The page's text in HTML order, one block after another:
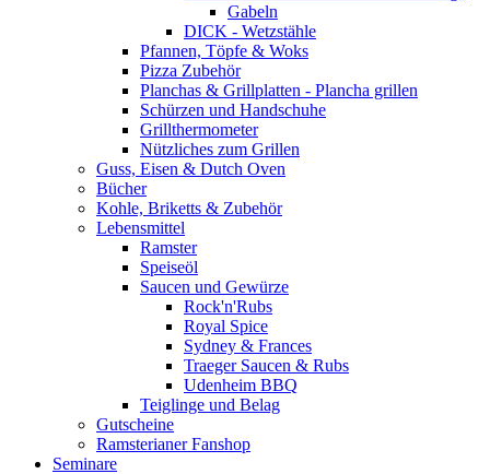
Gabeln
DICK - Wetzstähle
Pfannen, Töpfe & Woks
Pizza Zubehör
Planchas & Grillplatten - Plancha grillen
Schürzen und Handschuhe
Grillthermometer
Nützliches zum Grillen
Guss, Eisen & Dutch Oven
Bücher
Kohle, Briketts & Zubehör
Lebensmittel
Ramster
Speiseöl
Saucen und Gewürze
Rock'n'Rubs
Royal Spice
Sydney & Frances
Traeger Saucen & Rubs
Udenheim BBQ
Teiglinge und Belag
Gutscheine
Ramsterianer Fanshop
Seminare